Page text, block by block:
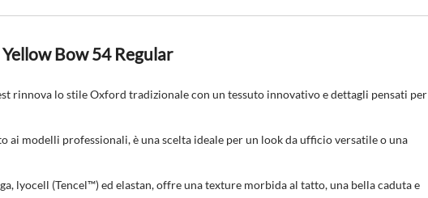
Bow 54 Regular
rinnova lo stile Oxford tradizionale con un tessuto innovativo e dettagli pensati per
ai modelli professionali, è una scelta ideale per un look da ufficio versatile o una
lyocell (Tencel™) ed elastan, offre una texture morbida al tatto, una bella caduta e